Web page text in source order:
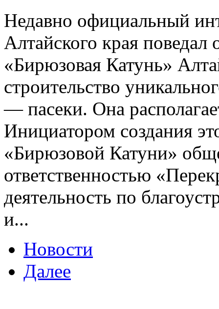
Недавно официальный
Алтайского края
«Бирюзовая Катунь»
строительство
— пасеки. Она
Инициатором создания
«Бирюзовой Катуни»
ответственностью
деятельность по
и...
Новости
Далее